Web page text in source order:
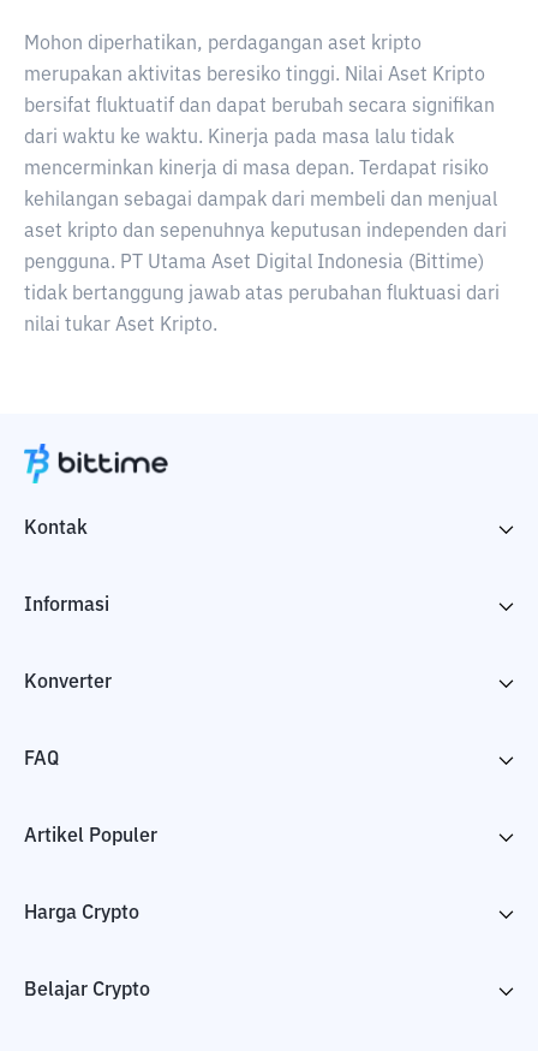
Mohon diperhatikan, perdagangan aset kripto
merupakan aktivitas beresiko tinggi. Nilai Aset Kripto
bersifat fluktuatif dan dapat berubah secara signifikan
dari waktu ke waktu. Kinerja pada masa lalu tidak
mencerminkan kinerja di masa depan. Terdapat risiko
kehilangan sebagai dampak dari membeli dan menjual
aset kripto dan sepenuhnya keputusan independen dari
pengguna. PT Utama Aset Digital Indonesia (Bittime)
tidak bertanggung jawab atas perubahan fluktuasi dari
nilai tukar Aset Kripto.
Kontak
Informasi
Konverter
FAQ
Artikel Populer
Harga Crypto
Belajar Crypto